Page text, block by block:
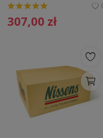
307,00 zł